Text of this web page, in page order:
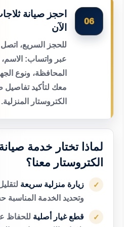
06
احجز صيانة
الآن
للحجز السريع، اتصل
عبر واتساب: الاسم،
المحافظة، ونوع
معك لتأكيد تفاصيل
الكتروستار المنزلية.
لماذا تختار خدمة
الكتروستار معنا؟
✓ زيارة منزلية سريعة
وتحديد الخدمة
✓ قطع غيار أصلية للحفاظ